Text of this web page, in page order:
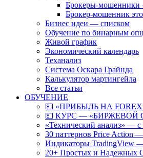
Брокеры-мошенники
Брокер-мошенник
Бизнес идеи — списком
Обучение по бинарным
Живой график
Экономический календарь
Теханализ
Система Оскара Грайнда
Калькулятор мартингейла
Все статьи
ОБУЧЕНИЕ
💵 «ПРИБЫЛЬ НА
💵 КУРС — «БИРЖЕВОЙ
«Технический анализ» —
30 паттернов Price Action
Индикаторы TradingView
20+ Простых и Надежных